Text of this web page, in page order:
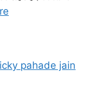
pahade jain